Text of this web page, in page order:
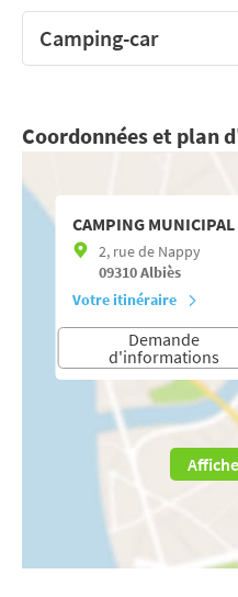
Camping-car
Coordonnées et plan
CAMPING MUNICIPAL
2, rue de Nappy
09310Albiès
Votre itinéraire
Demande
d'informations